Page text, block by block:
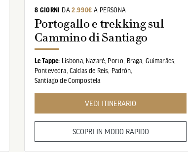
8 GIORNI DA2.990€ A PERSONA
Portogallo e trekking sul
Cammino di Santiago
Le Tappe: Lisbona, Nazaré, Porto, Braga, Guimarães,
Pontevedra, Caldas de Reis, Padrón,
Santiago de Compostela
VEDI ITINERARIO
SCOPRI IN MODO RAPIDO